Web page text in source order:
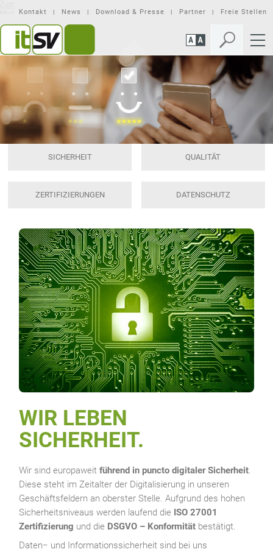
Seiteninhalt
springen
Mobilen
Navigation
springen
Kontakt News Download & Presse Partner Freie Stellen
SICHERHEIT QUALITÄT
ZERTIFIZIERUNGEN DATENSCHUTZ
WIR LEBEN
SICHERHEIT.
Wir sind europaweitführend in puncto digitaler Sicherheit.
Diese steht im Zeitalter der Digitalisierung in unseren
Geschäftsfeldern an oberster Stelle. Aufgrund des hohen
Sicherheitsniveaus werden laufend die ISO 27001
Zertifizierung und die DSGVO – Konformität bestätigt.
Daten− und Informationssicherheit sind bei uns